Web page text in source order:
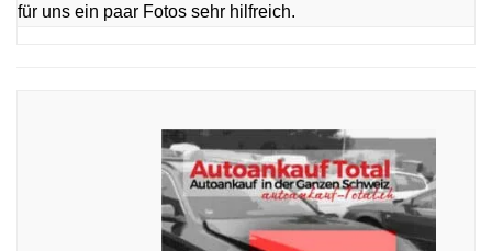
für uns ein paar Fotos sehr hilfreich.